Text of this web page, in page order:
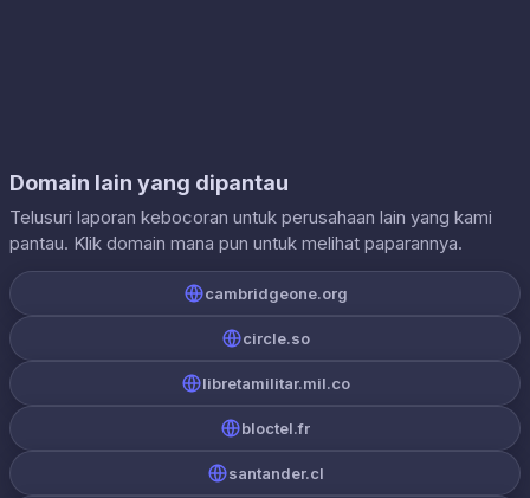
Domain lain yang dipantau
Telusuri laporan kebocoran untuk perusahaan lain yang kami
pantau. Klik domain mana pun untuk melihat paparannya.
cambridgeone.org
circle.so
libretamilitar.mil.co
bloctel.fr
santander.cl